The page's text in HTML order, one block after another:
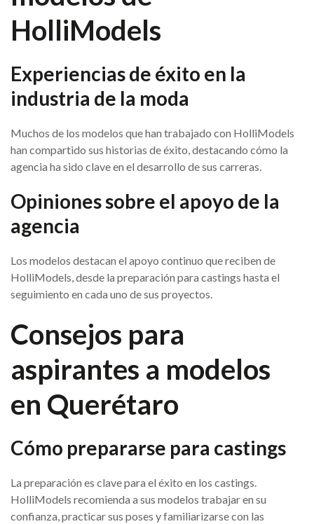
HolliModels
Experiencias de éxito en la
industria de la moda
Muchos de los modelos que han trabajado con HolliModels
han compartido sus historias de éxito, destacando cómo la
agencia ha sido clave en el desarrollo de sus carreras.
Opiniones sobre el apoyo de la
agencia
Los modelos destacan el apoyo continuo que reciben de
HolliModels, desde la preparación para castings hasta el
seguimiento en cada uno de sus proyectos.
Consejos para
aspirantes a modelos
en Querétaro
Cómo prepararse para castings
La preparación es clave para el éxito en los castings.
HolliModels recomienda a sus modelos trabajar en su
confianza, practicar sus poses y familiarizarse con las